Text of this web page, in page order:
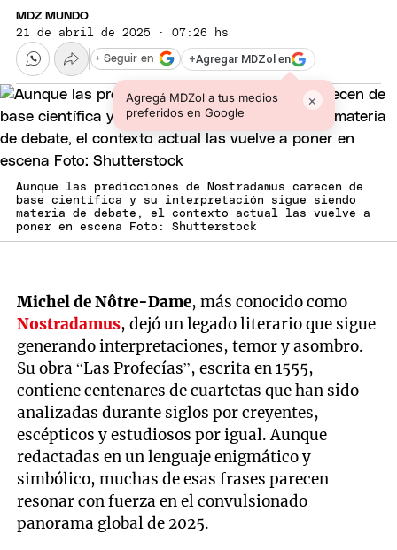
MDZ MUNDO
21 de abril de 2025 · 07:26 hs
+Agregar MDZol en
Agregá MDZol a tus medios
preferidos en Google
×
+ Seguir en
Aunque las predicciones de Nostradamus carecen de
base científica y su interpretación sigue siendo
materia de debate, el contexto actual las vuelve a
poner en escena Foto: Shutterstock
Michel de Nôtre-Dame, más conocido como
Nostradamus, dejó un legado literario que sigue
generando interpretaciones, temor y asombro.
Su obra “Las Profecías”, escrita en 1555,
contiene centenares de cuartetas que han sido
analizadas durante siglos por creyentes,
escépticos y estudiosos por igual. Aunque
redactadas en un lenguaje enigmático y
simbólico, muchas de esas frases parecen
resonar con fuerza en el convulsionado
panorama global de 2025.